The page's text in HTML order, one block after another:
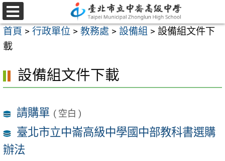
跳
至
主
要
容
選
單
首頁 > 行政單位 > 教務處 > 設備組 > 設備組文件下
載
設備組文件下載
請購單 ( 空白 )
臺北市立中崙高級中學國中部教科書選購
辦法